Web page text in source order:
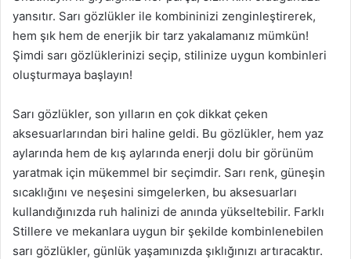
yansıtır. Sarı gözlükler ile kombininizi zenginleştirerek,
hem şık hem de enerjik bir tarz yakalamanız mümkün!
Şimdi sarı gözlüklerinizi seçip, stilinize uygun kombinleri
oluşturmaya başlayın!
Sarı gözlükler, son yılların en çok dikkat çeken
aksesuarlarından biri haline geldi. Bu gözlükler, hem yaz
aylarında hem de kış aylarında enerji dolu bir görünüm
yaratmak için mükemmel bir seçimdir. Sarı renk, güneşin
sıcaklığını ve neşesini simgelerken, bu aksesuarları
kullandığınızda ruh halinizi de anında yükseltebilir. Farklı
Stillere ve mekanlara uygun bir şekilde kombinlenebilen
sarı gözlükler, günlük yaşamınızda şıklığınızı artıracaktır.